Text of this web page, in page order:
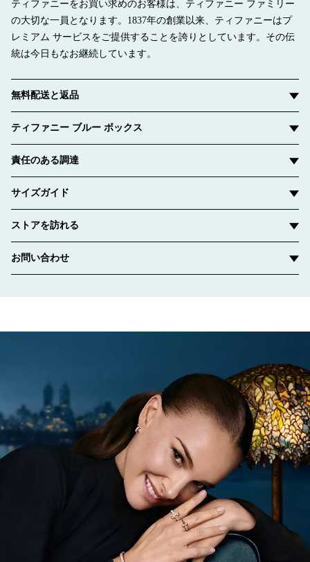
ティファニーをお買い求めのお客様は、ティファニー ファミリー
の大切な一員となります。1837年の創業以来、ティファニーはプ
レミアム サービスをご提供することを誇りとしています。その伝
統は今日もなお継続しています。
無料配送と返品
ティファニー ブルー ボックス
責任のある調達
サイズガイド
ストアを訪れる
お問い合わせ